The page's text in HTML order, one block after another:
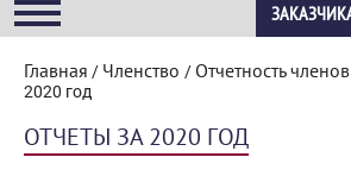
Главная / Членство / Отчетность
2020 год
ОТЧЕТЫ ЗА 2020 ГОД